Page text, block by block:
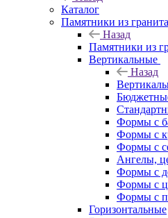
Каталог
Памятники из гранита
Назад
Памятники из
Вертикальные
Назад
Формы с
Формы с
Формы с
Ангелы,
Формы с
Формы с
Формы с
Горизонтальные